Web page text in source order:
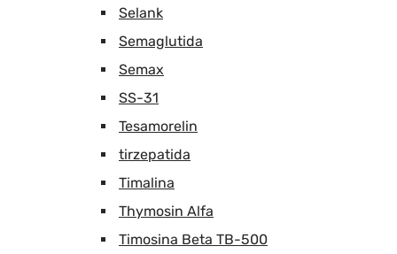
Selank
Semaglutida
Semax
SS-31
Tesamorelin
tirzepatida
Timalina
Thymosin Alfa
Timosina Beta TB-500